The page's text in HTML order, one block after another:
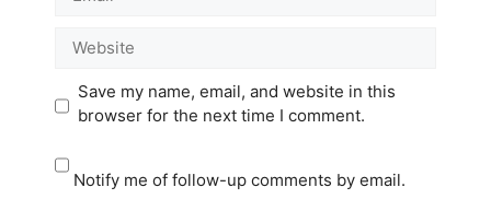
Website
Save my name, email, and website in this
browser for the next time I comment.
Notify me of follow-up comments by email.